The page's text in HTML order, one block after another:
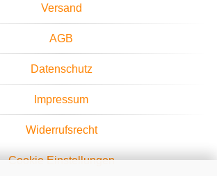
Versand
AGB
Datenschutz
Impressum
Widerrufsrecht
Cookie Einstellungen